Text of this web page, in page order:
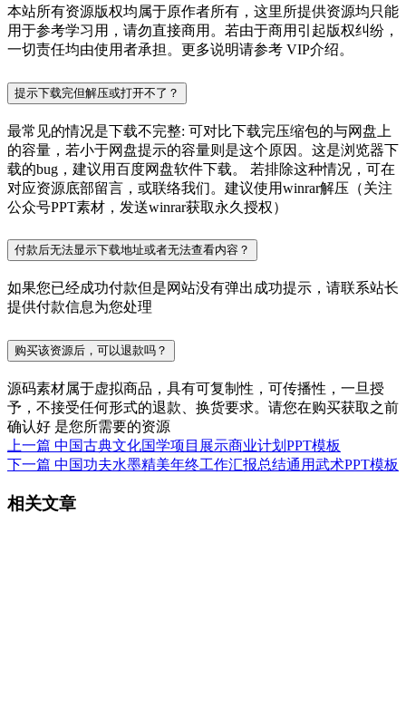
本站所有资源版权均属于原作者所有，这里所提供资源均只能
用于参考学习用，请勿直接商用。若由于商用引起版权纠纷，
一切责任均由使用者承担。更多说明请参考 VIP介绍。
提示下载完但解压或打开不了？
最常见的情况是下载不完整: 可对比下载完压缩包的与网盘上
的容量，若小于网盘提示的容量则是这个原因。这是浏览器下
载的bug，建议用百度网盘软件下载。 若排除这种情况，可在
对应资源底部留言，或联络我们。建议使用winrar解压（关注
公众号PPT素材，发送winrar获取永久授权）
付款后无法显示下载地址或者无法查看内容？
如果您已经成功付款但是网站没有弹出成功提示，请联系站长
提供付款信息为您处理
购买该资源后，可以退款吗？
源码素材属于虚拟商品，具有可复制性，可传播性，一旦授
予，不接受任何形式的退款、换货要求。请您在购买获取之前
确认好 是您所需要的资源
上一篇 中国古典文化国学项目展示商业计划PPT模板
下一篇 中国功夫水墨精美年终工作汇报总结通用武术PPT模板
相关文章